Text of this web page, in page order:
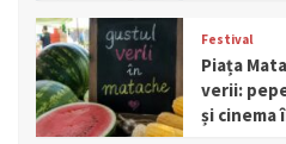
Festival
Piața
verii:
și cinema